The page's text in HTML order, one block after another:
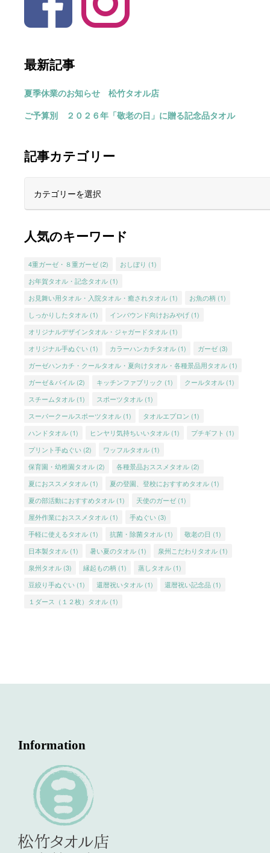
最新記事
夏季休業のお知らせ 松竹タオル店
ご予算別 ２０２６年「敬老の日」に贈る記念品タオル
記事カテゴリー
人気のキーワード
4重ガーゼ・８重ガーゼ(2) おしぼり (1)
お年賀タオル・記念タオル(1)
お見舞い用タオル・入院タオル・癒されタオル(1) お魚の柄 (1)
しっかりしたタオル(1) インバウンド向けおみやげ(1)
オリジナルデザインタオル・ジャガードタオル(1)
オリジナル手ぬぐい(1) カラーハンカチタオル(1) ガーゼ(3)
ガーゼハンカチ・クールタオル・夏向けタオル・各種景品用タオル(1)
ガーゼ＆パイル(2) キッチンファブリック (1) クールタオル(1)
スチームタオル(1) スポーツタオル(1)
スーパークールスポーツタオル(1) タオルエプロン (1)
ハンドタオル(1) ヒンヤリ気持ちいいタオル(1) プチギフト (1)
プリント手ぬぐい(2) ワッフルタオル(1)
保育園・幼稚園タオル(2) 各種景品おススメタオル(2)
夏におススメタオル(1) 夏の登園、登校におすすめタオル(1)
夏の部活動におすすめタオル(1) 天使のガーゼ(1)
屋外作業におススメタオル(1) 手ぬぐい(3)
手軽に使えるタオル(1) 抗菌・除菌タオル(1) 敬老の日 (1)
日本製タオル(1) 暑い夏のタオル(1) 泉州こだわりタオル(1)
泉州タオル(3) 縁起もの柄 (1) 蒸しタオル(1)
豆絞り手ぬぐい(1) 還暦祝いタオル(1) 還暦祝い記念品(1)
１ダース（１２枚）タオル(1)
Information